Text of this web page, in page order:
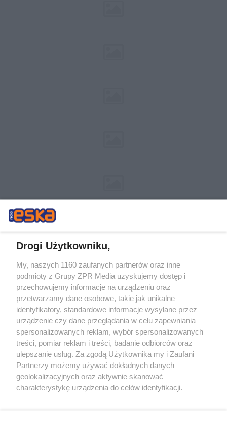
Żaden utwór zamieszczony w serwisie nie może być powielany i
rozpowszechniany lub dalej rozpowszechniany w jakikolwiek sposób (w
tym także elektroniczny lub mechaniczny) na jakimkolwiek polu
eksploatacji w jakiejkolwiek formie, włącznie z umieszczaniem w
Internecie bez pisemnej zgody właściciela praw. Jakiekolwiek użycie lub
wykorzystanie utworów w całości lub w części z naruszeniem prawa,
tzn. bez właściwej zgody, jest zabronione pod groźbą kary i może być
ścigane prawnie.
Drogi Użytkowniku,
My, naszych 1160 zaufanych partnerów oraz inne
podmioty z Grupy ZPR Media uzyskujemy dostęp i
przechowujemy informacje na urządzeniu oraz
przetwarzamy dane osobowe, takie jak unikalne
identyfikatory, standardowe informacje wysyłane przez
urządzenie czy dane przeglądania w celu zapewniania
spersonalizowanych reklam, wybór spersonalizowanych
treści, pomiar reklam i treści, badanie odbiorców oraz
ulepszanie usług. Za zgodą Użytkownika my i Zaufani
Partnerzy możemy używać dokładnych danych
geolokalizacyjnych oraz aktywnie skanować
charakterystykę urządzenia do celów identyfikacji.